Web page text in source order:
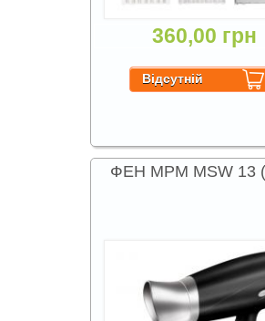
360,00 грн
ФЕН MPM MSW 13